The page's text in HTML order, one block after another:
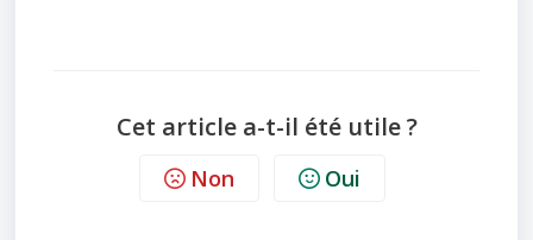
Cet article a-t-il été utile ?
Non Oui